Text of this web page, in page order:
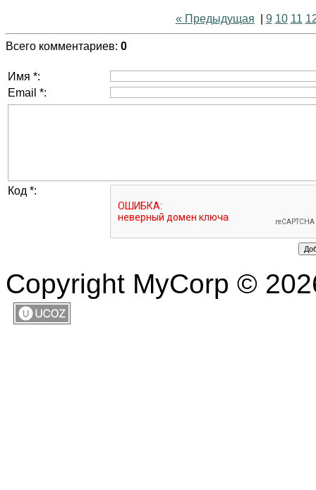
« Предыдущая 9 10 11
Всего комментариев: 0
Имя *:
Email *:
Код *:
Copyright MyCorp ©